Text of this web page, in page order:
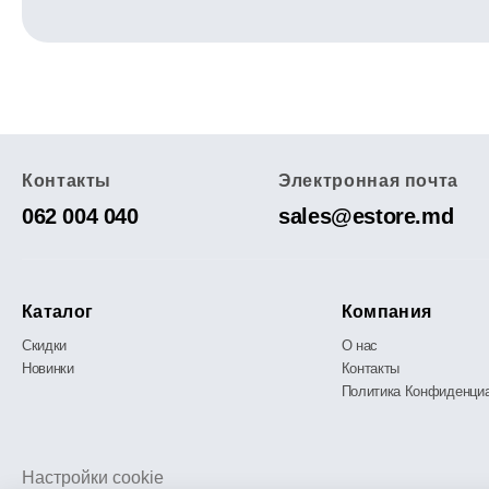
Контакты
062 004 040
Электронная почта
sales@estore.md
Каталог
Скидки
Новинки
Компания
О нас
Контакты
Политика
Настройки cookie